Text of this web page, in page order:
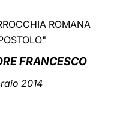
中文
LATINE
ROMANA
FRANCESCO
2014